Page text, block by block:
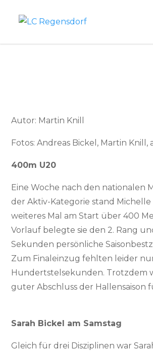
LC
Autor: Martin Knill
Fotos: Andreas Bickel, Martin Knill,
400m U20
Eine Woche nach den nationalen
der Aktiv-Kategorie stand Michelle
weiteres Mal am Start über 400
Vorlauf belegte sie den 2. Rang
Sekunden persönliche
Zum Finaleinzug fehlten leider
Hundertstelsekunden. Trotzdem
guter Abschluss der Hallensaison
Sarah Bickel am Samstag
Gleich für drei Disziplinen war